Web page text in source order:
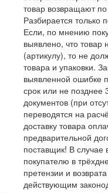
товар возвращают
Разбирается только
Если, по мнению
выявлено, что товар
(артикулу), то не
товара и упаковки.
выявленной ошибке
срок или не
документов (при
переводятся на
доставку товара
предварительной
поставщик! В случае
покупателю в
претензии и
действующим